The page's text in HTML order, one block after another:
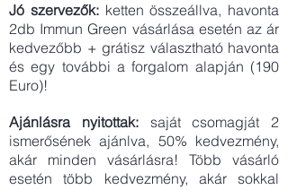
Jó szervezők:ketten összeállva, havonta
2db Immun Green vásárlása esetén az ár
kedvezőbb + grátisz választható havonta
és egy további a forgalom alapján (190
Euro)!
Ajánlásra nyitottak:saját csomagját 2
ismerősének ajánlva, 50% kedvezmény,
akár minden vásárlásra! Több vásárló
esetén több kedvezmény, akár sokkal